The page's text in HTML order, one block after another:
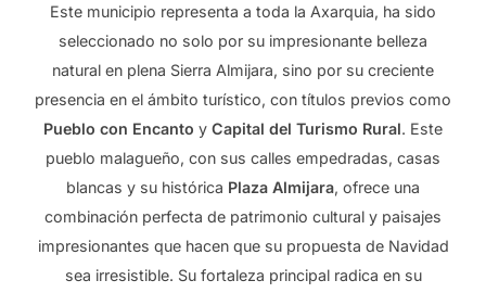
Este municipio representa a toda la Axarquia, ha sido
seleccionado no solo por su impresionante belleza
natural en plena Sierra Almijara, sino por su creciente
presencia en el ámbito turístico, con títulos previos como
Pueblo con Encanto y Capital del Turismo Rural. Este
pueblo malagueño, con sus calles empedradas, casas
blancas y su histórica Plaza Almijara, ofrece una
combinación perfecta de patrimonio cultural y paisajes
impresionantes que hacen que su propuesta de Navidad
sea irresistible. Su fortaleza principal radica en su